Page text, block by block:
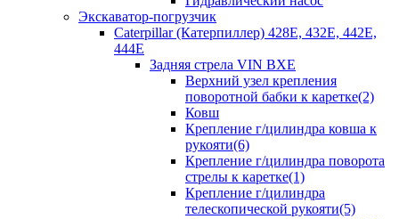
Экскаватор-погрузчик
Caterpillar (Катерпиллер) 428E, 432E, 442E,
444E
Задняя стрела VIN BXE
Верхний узел крепления
поворотной бабки к каретке(2)
Ковш
Крепление г/цилиндра ковша к
рукояти(6)
Крепление г/цилиндра поворота
стрелы к каретке(1)
Крепление г/цилиндра
телескопической рукояти(5)